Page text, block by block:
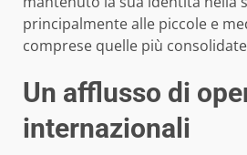
principalmente alle piccole e
comprese quelle più
Un afflusso di
internazionali